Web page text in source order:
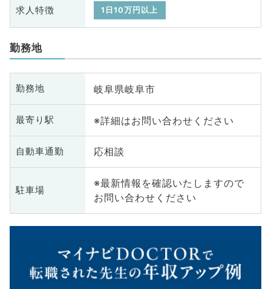
求人特徴 1日10万円以上
勤務地
勤務地 岐阜県岐阜市
最寄り駅 ※詳細はお問い合わせください
自動車通勤 応相談
駐車場
※最新情報を確認いたしますので
お問い合わせください